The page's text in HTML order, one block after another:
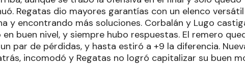
Regatas dio mayores garantías con un elenco
y encontrando más soluciones. Corbalán y Lugo
buen nivel, y siempre hubo respuestas. El remero
par de pérdidas, y hasta estiró a +9 la diferencia.
incomodó y Regatas no logró capitalizar su buen